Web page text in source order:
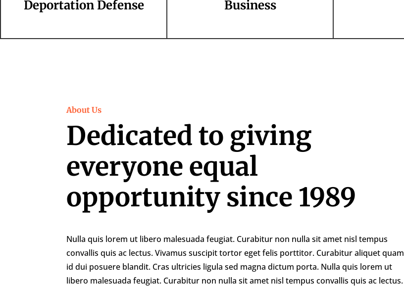
Deportation Defense Business
About Us
Dedicated to giving
everyone equal
opportunity since 1989
Nulla quis lorem ut libero malesuada feugiat. Curabitur non nulla sit amet nisl tempus
convallis quis ac lectus. Vivamus suscipit tortor eget felis porttitor. Curabitur aliquet quam
id dui posuere blandit. Cras ultricies ligula sed magna dictum porta. Nulla quis lorem ut
libero malesuada feugiat. Curabitur non nulla sit amet nisl tempus convallis quis ac lectus.